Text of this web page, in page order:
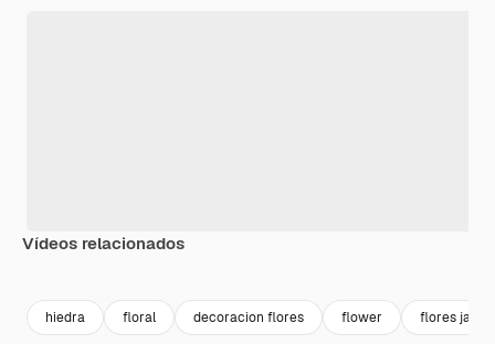
Vídeos relacionados
hiedra floral decoracion flores flower flores jardin